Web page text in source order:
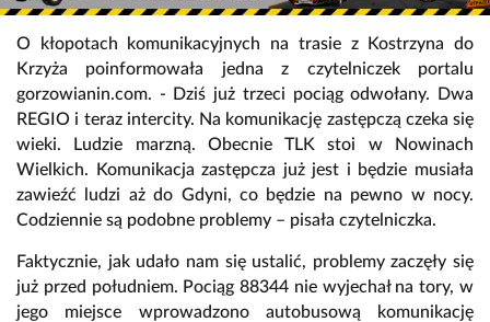
O kłopotach komunikacyjnych na trasie z Kostrzyna do
Krzyża poinformowała jedna z czytelniczek portalu
gorzowianin.com. - Dziś już trzeci pociąg odwołany. Dwa
REGIO i teraz intercity. Na komunikację zastępczą czeka się
wieki. Ludzie marzną. Obecnie TLK stoi w Nowinach
Wielkich. Komunikacja zastępcza już jest i będzie musiała
zawieźć ludzi aż do Gdyni, co będzie na pewno w nocy.
Codziennie są podobne problemy – pisała czytelniczka.
Faktycznie, jak udało nam się ustalić, problemy zaczęły się
już przed południem. Pociąg 88344 nie wyjechał na tory, w
jego miejsce wprowadzono autobusową komunikację